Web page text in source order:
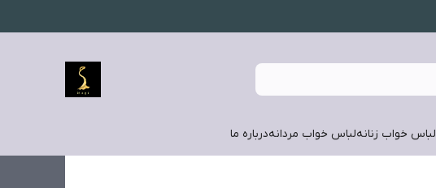
لباس خواب زنانهلباس خواب مردانهدرباره ما